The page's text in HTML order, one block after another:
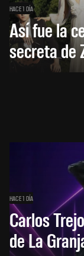
HACE 1 DÍA
Así fue la
secreta de
HACE 1 DÍA
Carlos
de La